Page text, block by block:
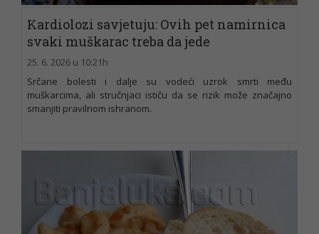
Kardiolozi savjetuju: Ovih pet namirnica
svaki muškarac treba da jede
25. 6. 2026 u 10:21h
Srčane bolesti i dalje su vodeći uzrok smrti među
muškarcima, ali stručnjaci ističu da se rizik može značajno
smanjiti pravilnom ishranom.